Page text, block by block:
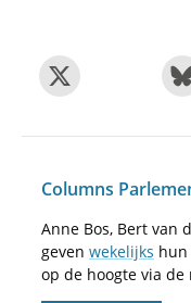
Columns
Anne Bos, Bert van
geven wekelijks hun
op de hoogte via